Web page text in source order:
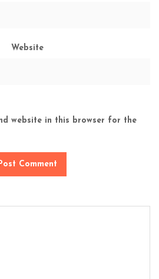
Website
website in this browser for the